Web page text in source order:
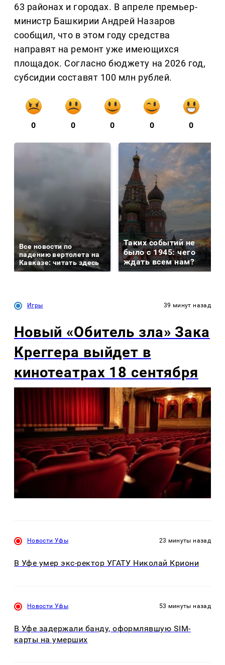
63 районах и городах. В апреле премьер-
министр Башкирии Андрей Назаров
сообщил, что в этом году средства
направят на ремонт уже имеющихся
площадок. Согласно бюджету на 2026 год,
субсидии составят 100 млн рублей.
0 0 0 0 0
Все новости по
падению вертолета на
Кавказе: читать здесь
Таких событий не
было с 1945: чего
ждать всем нам?
Игры 39 минут назад
Новый «Обитель зла» Зака
Креггера выйдет в
кинотеатрах 18 сентября
Новости Уфы 23 минуты назад
В Уфе умер экс-ректор УГАТУ Николай Криони
Новости Уфы 53 минуты назад
В Уфе задержали банду, оформлявшую SIM-
карты на умерших